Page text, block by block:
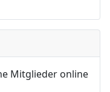
Mitglieder online